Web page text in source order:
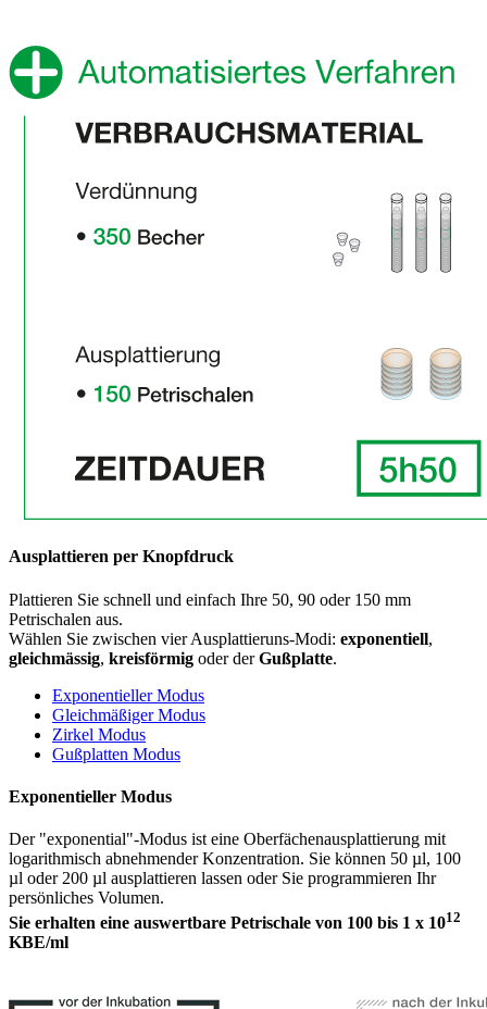
Ausplattieren per Knopfdruck
Plattieren Sie schnell und einfach Ihre 50, 90 oder 150 mm
Petrischalen aus.
Wählen Sie zwischen vier Ausplattieruns-Modi: exponentiell,
gleichmässig, kreisförmig oder derGußplatte.
Exponentieller Modus
Gleichmäßiger Modus
Zirkel Modus
Gußplatten Modus
Exponentieller Modus
Der "exponential"-Modus ist eine Oberfächenausplattierung mit
logarithmisch abnehmender Konzentration. Sie können 50 µl, 100
µl oder 200 µl ausplattieren lassen oder Sie programmieren Ihr
persönliches Volumen.
Sie erhalten eine auswertbare Petrischale von 100 bis 1 x 1012
KBE/ml